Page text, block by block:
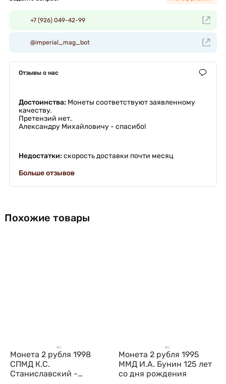
+7 (926) 049-42-99
@imperial_mag_bot
Отзывы о нас
Достоинства: Монеты соответствуют заявленному
качеству.
Претензий нет.
Александру Михайловичу - спасибо!
Недостатки: скорость доставки почти месяц
Больше отзывов
Похожие товары
Монета 2 рубля 1998
СПМД К.С.
Станиславский -
Монета 2 рубля 1995
ММД И.А. Бунин 125 лет
со дня рождения